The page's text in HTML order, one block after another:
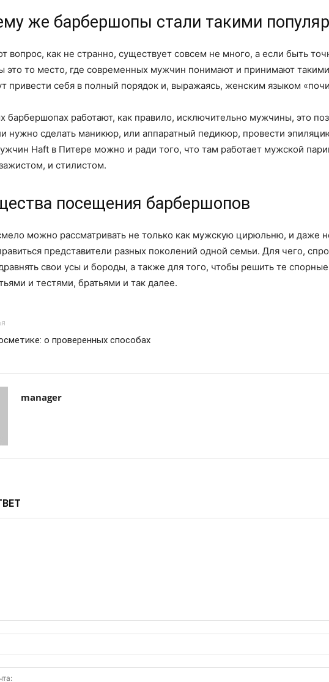
же барбершопы стали такими
вопрос, как не странно, существует совсем не много, а если быть
то место, где современных мужчин понимают и принимают
привести себя в полный порядок и, выражаясь, женским языком
барбершопах работают, как правило, исключительно мужчины, это
нужно сделать маникюр, или аппаратный педикюр, провести
Haft в Питере можно и ради того, что там работает мужской
и стилистом.
посещения барбершопов
можно рассматривать не только как мужскую цирюльню, и даже
представители разных поколений одной семьи. Для чего,
свои усы и бороды, а также для того, чтобы решить те
и тестями, братьями и так далее.
о проверенных способах
manager